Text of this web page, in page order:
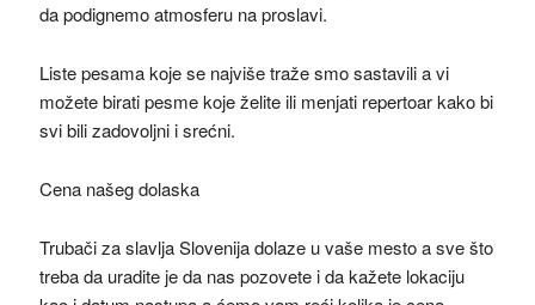
da podignemo atmosferu na proslavi.
Liste pesama koje se najviše traže smo sastavili a vi
možete birati pesme koje želite ili menjati repertoar kako bi
svi bili zadovoljni i srećni.
Cena našeg dolaska
Trubači za slavlja Slovenija dolaze u vaše mesto a sve što
treba da uradite je da nas pozovete i da kažete lokaciju